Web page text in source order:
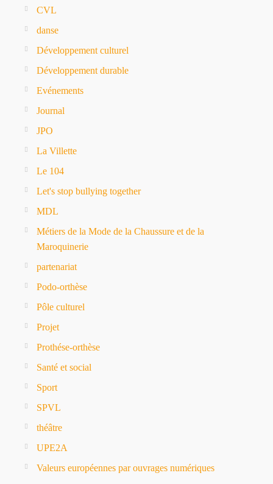
CVL
danse
Développement culturel
Développement durable
Evénements
Journal
JPO
La Villette
Le 104
Let's stop bullying together
MDL
Métiers de la Mode de la Chaussure et de la
Maroquinerie
partenariat
Podo-orthèse
Pôle culturel
Projet
Prothése-orthèse
Santé et social
Sport
SPVL
théâtre
UPE2A
Valeurs européennes par ouvrages numériques